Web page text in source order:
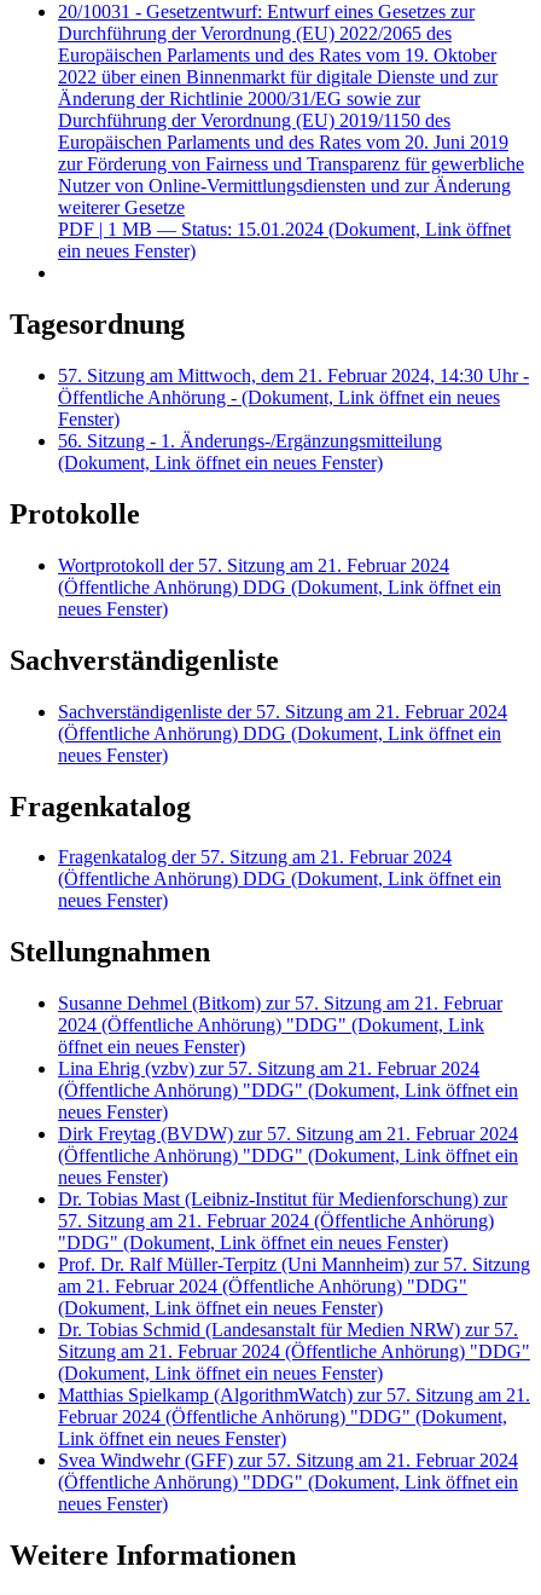
20/10031 - Gesetzentwurf: Entwurf eines Gesetzes zur
Durchführung der Verordnung (EU) 2022/2065 des
Europäischen Parlaments und des Rates vom 19. Oktober
2022 über einen Binnenmarkt für digitale Dienste und zur
Änderung der Richtlinie 2000/31/EG sowie zur
Durchführung der Verordnung (EU) 2019/1150 des
Europäischen Parlaments und des Rates vom 20. Juni 2019
zur Förderung von Fairness und Transparenz für gewerbliche
Nutzer von Online-Vermittlungsdiensten und zur Änderung
weiterer Gesetze
PDF | 1 MB — Status: 15.01.2024 (Dokument, Link öffnet
ein neues Fenster)
Tagesordnung
57. Sitzung am Mittwoch, dem 21. Februar 2024, 14:30 Uhr -
Öffentliche Anhörung - (Dokument, Link öffnet ein neues
Fenster)
56. Sitzung - 1. Änderungs-/Ergänzungsmitteilung
(Dokument, Link öffnet ein neues Fenster)
Protokolle
Wortprotokoll der 57. Sitzung am 21. Februar 2024
(Öffentliche Anhörung) DDG (Dokument, Link öffnet ein
neues Fenster)
Sachverständigenliste
Sachverständigenliste der 57. Sitzung am 21. Februar 2024
(Öffentliche Anhörung) DDG (Dokument, Link öffnet ein
neues Fenster)
Fragenkatalog
Fragenkatalog der 57. Sitzung am 21. Februar 2024
(Öffentliche Anhörung) DDG (Dokument, Link öffnet ein
neues Fenster)
Stellungnahmen
Susanne Dehmel (Bitkom) zur 57. Sitzung am 21. Februar
2024 (Öffentliche Anhörung) "DDG" (Dokument, Link
öffnet ein neues Fenster)
Lina Ehrig (vzbv) zur 57. Sitzung am 21. Februar 2024
(Öffentliche Anhörung) "DDG" (Dokument, Link öffnet ein
neues Fenster)
Dirk Freytag (BVDW) zur 57. Sitzung am 21. Februar 2024
(Öffentliche Anhörung) "DDG" (Dokument, Link öffnet ein
neues Fenster)
Dr. Tobias Mast (Leibniz-Institut für Medienforschung) zur
57. Sitzung am 21. Februar 2024 (Öffentliche Anhörung)
"DDG" (Dokument, Link öffnet ein neues Fenster)
Prof. Dr. Ralf Müller-Terpitz (Uni Mannheim) zur 57. Sitzung
am 21. Februar 2024 (Öffentliche Anhörung) "DDG"
(Dokument, Link öffnet ein neues Fenster)
Dr. Tobias Schmid (Landesanstalt für Medien NRW) zur 57.
Sitzung am 21. Februar 2024 (Öffentliche Anhörung) "DDG"
(Dokument, Link öffnet ein neues Fenster)
Matthias Spielkamp (AlgorithmWatch) zur 57. Sitzung am 21.
Februar 2024 (Öffentliche Anhörung) "DDG" (Dokument,
Link öffnet ein neues Fenster)
Svea Windwehr (GFF) zur 57. Sitzung am 21. Februar 2024
(Öffentliche Anhörung) "DDG" (Dokument, Link öffnet ein
neues Fenster)
Weitere Informationen